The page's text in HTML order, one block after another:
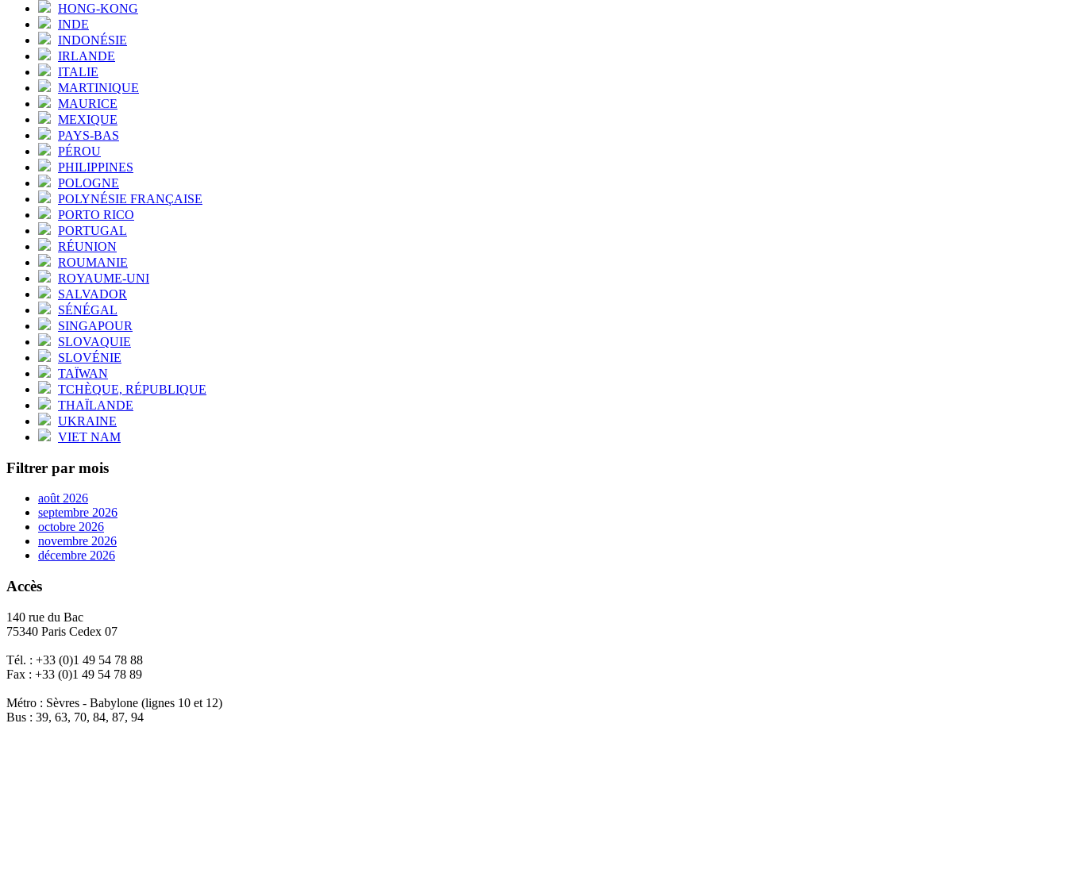
HONG-KONG
INDE
INDONÉSIE
IRLANDE
ITALIE
MARTINIQUE
MAURICE
MEXIQUE
PAYS-BAS
PÉROU
PHILIPPINES
POLOGNE
POLYNÉSIE FRANÇAISE
PORTO RICO
PORTUGAL
RÉUNION
ROUMANIE
ROYAUME-UNI
SALVADOR
SÉNÉGAL
SINGAPOUR
SLOVAQUIE
SLOVÉNIE
TAÏWAN
TCHÈQUE, RÉPUBLIQUE
THAÏLANDE
UKRAINE
VIET NAM
Filtrer par mois
août 2026
septembre 2026
octobre 2026
novembre 2026
décembre 2026
Accès
140 rue du Bac
75340 Paris Cedex 07
Tél. : +33 (0)1 49 54 78 88
Fax : +33 (0)1 49 54 78 89
Métro : Sèvres - Babylone (lignes 10 et 12)
Bus : 39, 63, 70, 84, 87, 94